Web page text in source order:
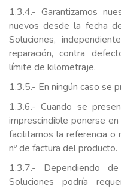
1.3.4.- Garantizamos
nuevos desde la fecha
Soluciones,
reparación, contra
límite de kilometraje.
1.3.5.- En ningún caso se
1.3.6.- Cuando se
imprescindible ponerse
facilitarnos la referencia
nº de factura del producto.
1.3.7.- Dependiendo
Soluciones podría